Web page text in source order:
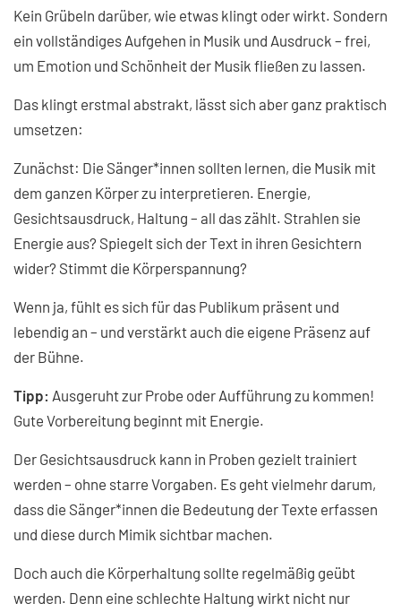
Kein Grübeln darüber, wie etwas klingt oder wirkt. Sondern
ein vollständiges Aufgehen in Musik und Ausdruck – frei,
um Emotion und Schönheit der Musik fließen zu lassen.
Das klingt erstmal abstrakt, lässt sich aber ganz praktisch
umsetzen:
Zunächst: Die Sänger*innen sollten lernen, die Musik mit
dem ganzen Körper zu interpretieren. Energie,
Gesichtsausdruck, Haltung – all das zählt. Strahlen sie
Energie aus? Spiegelt sich der Text in ihren Gesichtern
wider? Stimmt die Körperspannung?
Wenn ja, fühlt es sich für das Publikum präsent und
lebendig an – und verstärkt auch die eigene Präsenz auf
der Bühne.
Tipp: Ausgeruht zur Probe oder Aufführung zu kommen!
Gute Vorbereitung beginnt mit Energie.
Der Gesichtsausdruck kann in Proben gezielt trainiert
werden – ohne starre Vorgaben. Es geht vielmehr darum,
dass die Sänger*innen die Bedeutung der Texte erfassen
und diese durch Mimik sichtbar machen.
Doch auch die Körperhaltung sollte regelmäßig geübt
werden. Denn eine schlechte Haltung wirkt nicht nur